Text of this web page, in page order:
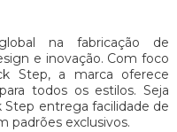
na fabricação de
e inovação. Com foco
Step, a marca oferece
todos os estilos. Seja
Step entrega facilidade de
padrões exclusivos.